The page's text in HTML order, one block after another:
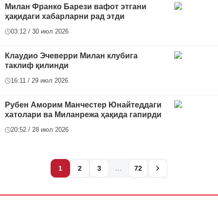
Милан Франко Барези вафот этгани
ҳақидаги хабарларни рад этди
03:12 / 30 июл 2026
Клаудио Эчеверри Милан клубига
таклиф қилинди
16:11 / 29 июл 2026
Рубен Аморим Манчестер Юнайтеддаги
хатолари ва Миланрежа ҳақида гапирди
20:52 / 28 июл 2026
1 2 3 … 72